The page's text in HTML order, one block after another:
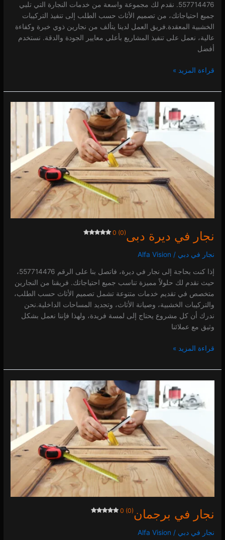
557714476. نقدم لك مجموعة واسعة من خدمات النجارة التي تلبي
جميع احتياجاتك، من تصميم الأثاث حسب الطلب إلى تنفيذ التركيبات
الخشبية المعقدة.فريق العمل لدينا يتألف من نجارين ذوي خبرة وكفاءة
عالية، نعمل على تنفيذ المشاريع بأعلى معايير الجودة والدقة. نستخدم
أفضل
قراءة المزيد »
نجار في ديرة دبى0 (0)
نجار في دبي /
Alfa Vision
إذا كنت بحاجة إلى نجار في ديرة، فاتصل بنا على الرقم 557714476،
حيث نقدم لك حلولاً مميزة تناسب جميع احتياجاتك. فريقنا من النجارين
متخصص في تقديم خدمات متنوعة تشمل تصميم الأثاث حسب الطلب،
والتركيبات الخشبية، وصيانة الأثاث، وتجديد المساحات الداخلية.نحن
ندرك أن كل مشروع يحتاج إلى لمسة فريدة، ولهذا فإننا نعمل بشكل
وثيق مع عملائنا
ديرة
0 (0)
قراءة المزيد »
نجار في برجمان0 (0)
نجار في دبي /
Alfa Vision
برجمان